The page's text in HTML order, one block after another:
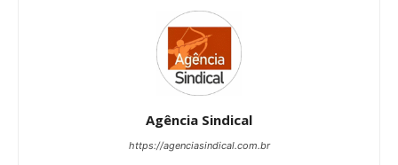
Agência Sindical
https://agenciasindical.com.br